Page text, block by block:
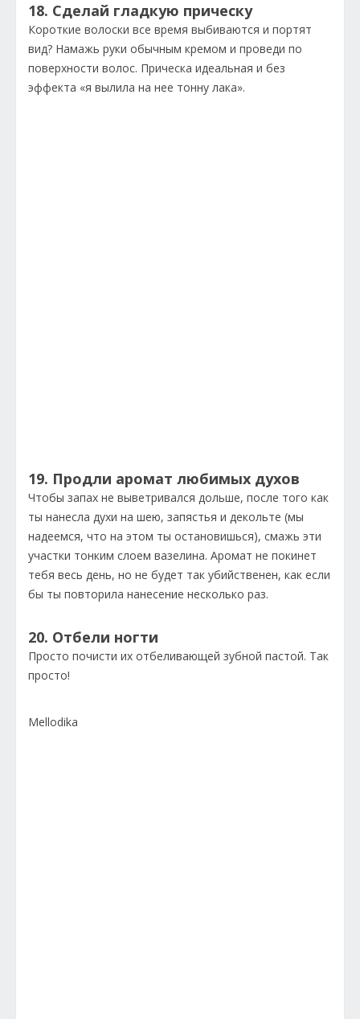
18. Сделай гладкую прическу
Короткие волоски все время выбиваются и портят
вид? Намажь руки обычным кремом и проведи по
поверхности волос. Прическа идеальная и без
эффекта «я вылила на нее тонну лака».
19. Продли аромат любимых духов
Чтобы запах не выветривался дольше, после того как
ты нанесла духи на шею, запястья и декольте (мы
надеемся, что на этом ты остановишься), смажь эти
участки тонким слоем вазелина. Аромат не покинет
тебя весь день, но не будет так убийственен, как если
бы ты повторила нанесение несколько раз.
20. Отбели ногти
Просто почисти их отбеливающей зубной пастой. Так
просто!
Mellodika